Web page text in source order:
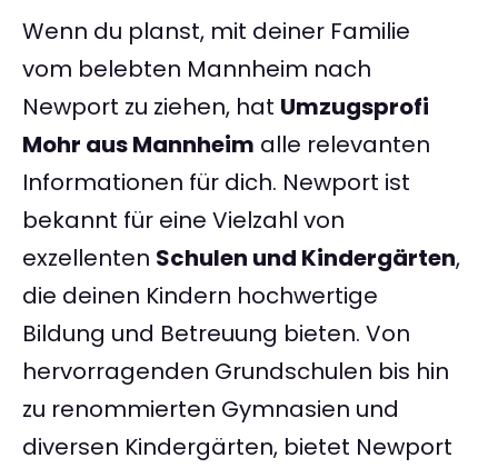
Wenn du planst, mit deiner Familie
vom belebten Mannheim nach
Newport zu ziehen, hat Umzugsprofi
Mohr aus Mannheim alle relevanten
Informationen für dich. Newport ist
bekannt für eine Vielzahl von
exzellenten Schulen und Kindergärten,
die deinen Kindern hochwertige
Bildung und Betreuung bieten. Von
hervorragenden Grundschulen bis hin
zu renommierten Gymnasien und
diversen Kindergärten, bietet Newport